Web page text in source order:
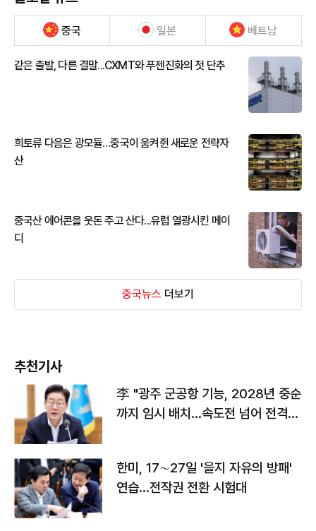
중국 일본 베트남
같은 출발, 다른 결말...CXMT와 푸젠진화의 첫 단추
희토류 다음은 광모듈…중국이 움켜쥔 새로운 전략자
산
중국산 에어콘을 웃돈 주고 산다...유럽 열광시킨 메이
디
중국뉴스 더보기
추천기사
李 "광주 군공항 기능, 2028년 중순
까지 임시 배치…속도전 넘어 전격
한미, 17∼27일 '을지 자유의 방패'
연습…전작권 전환 시험대